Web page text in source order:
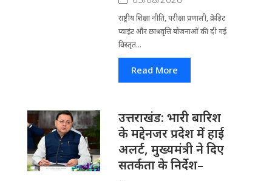
राष्ट्रीय शिक्षा नीति, परीक्षा प्रणाली, क्रेडिट
प्वाइंट और छात्रवृत्ति योजनाओं की दी गई
विस्तृत...
Read More
उत्तराखंड: भारी बारिश
के मद्देनजर प्रदेश में हाई
अलर्ट, मुख्यमंत्री ने दिए
सतर्कता के निर्देश–